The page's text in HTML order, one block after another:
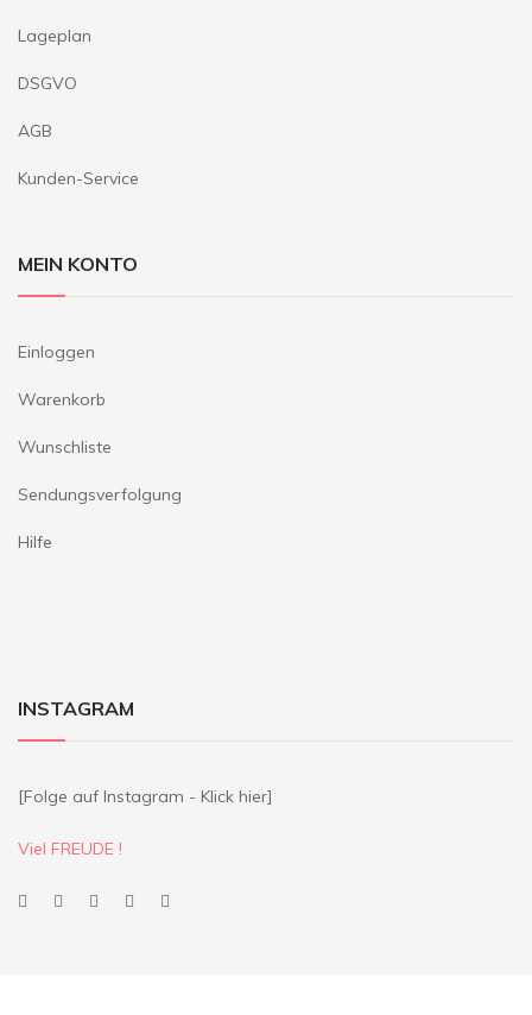
Lageplan
DSGVO
AGB
Kunden-Service
MEIN KONTO
Einloggen
Warenkorb
Wunschliste
Sendungsverfolgung
Hilfe
INSTAGRAM
[Folge auf Instagram - Klick hier]
Viel FREUDE !